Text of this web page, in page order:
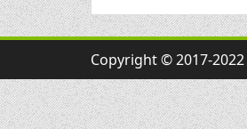
Copyright © 2017-